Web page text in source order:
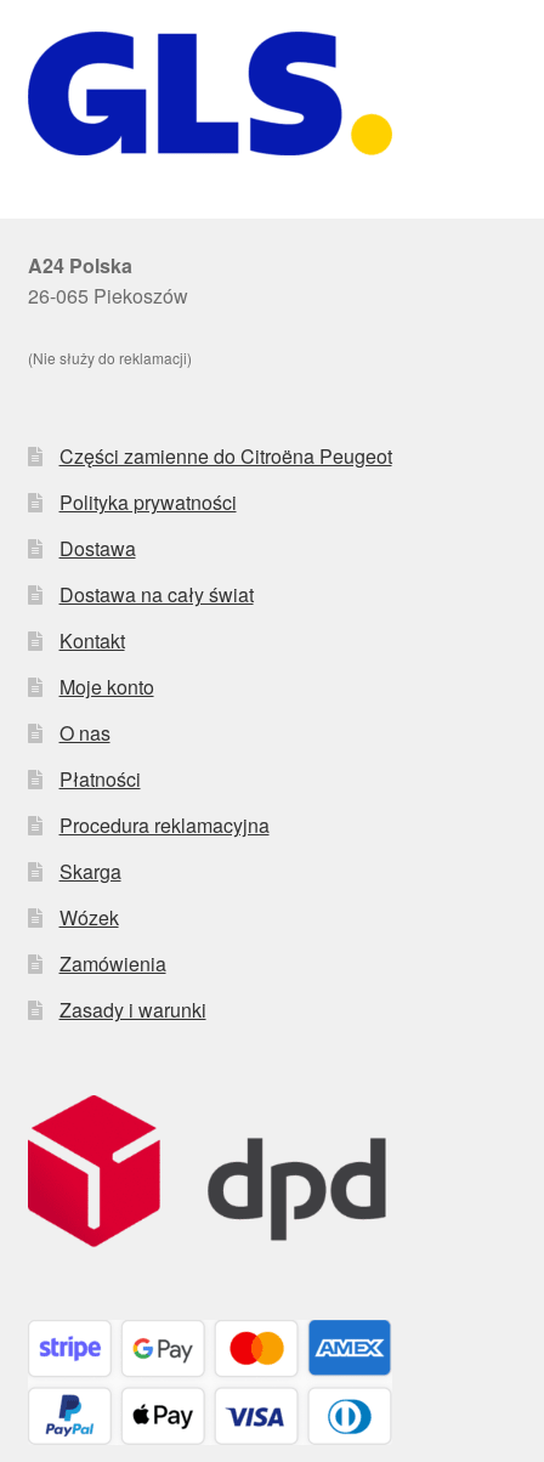
A24 Polska
26-065 Piekoszów
(Nie służy do reklamacji)
Części zamienne do Citroëna Peugeot
Polityka prywatności
Dostawa
Dostawa na cały świat
Kontakt
Moje konto
O nas
Płatności
Procedura reklamacyjna
Skarga
Wózek
Zamówienia
Zasady i warunki